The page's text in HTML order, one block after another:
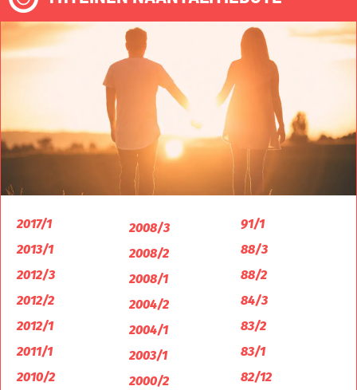
2017/1
2013/1
2012/3
2012/2
2012/1
2011/1
2010/2
2008/3
2008/2
2008/1
2004/2
2004/1
2003/1
2000/2
91/1
88/3
88/2
84/3
83/2
83/1
82/12